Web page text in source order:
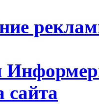
сайта